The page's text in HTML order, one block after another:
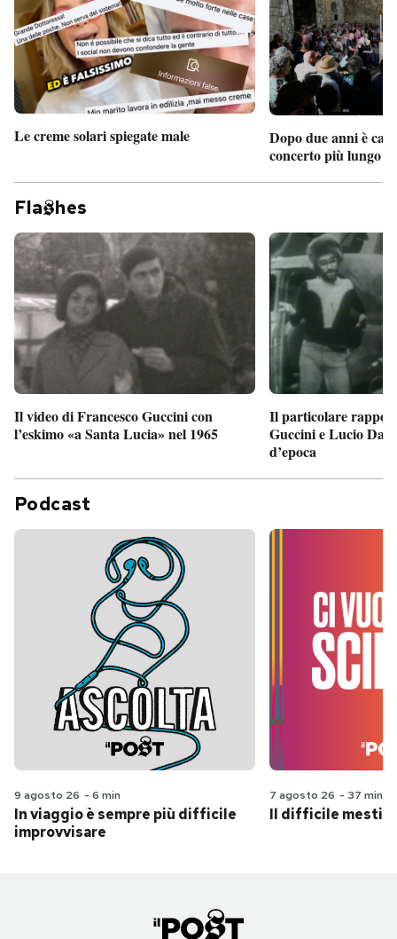
Le creme solari spiegate male
Dopo due anni è
concerto più lungo
Fla hes
Il video di Francesco Guccini con
l’eskimo «a Santa Lucia» nel 1965
Il particolare
Guccini e Lucio
d’epoca
Podcast
9 agosto 26 - 6 min
In viaggio è sempre più difficile
improvvisare
7 agosto 26 - 37 min
Il difficile